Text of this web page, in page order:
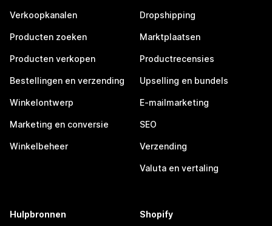
Verkoopkanalen
Producten zoeken
Producten verkopen
Bestellingen en verzending
Winkelontwerp
Marketing en conversie
Winkelbeheer
Dropshipping
Marktplaatsen
Productrecensies
Upselling en bundels
E-mailmarketing
SEO
Verzending
Valuta en vertaling
Hulpbronnen Shopify